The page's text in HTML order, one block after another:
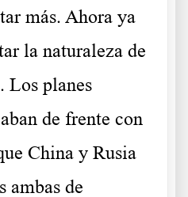
más. Ahora ya
la naturaleza de
Los planes
de frente con
China y Rusia
ambas de